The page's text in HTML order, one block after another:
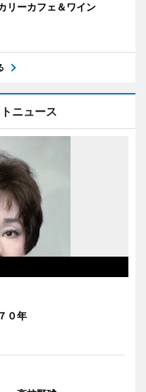
リーカフェ＆ワイン
ニュース
０年